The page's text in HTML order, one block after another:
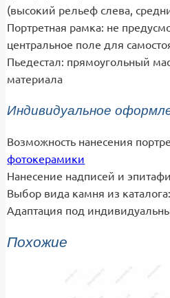
(высокий рельеф слева,
Портретная рамка: не
центральное поле для
Пьедестал: прямоугольный
материала
Индивидуальное
Возможность нанесения
фотокерамики
Нанесение надписей и
Выбор вида камня из каталога:
Адаптация под
Похожие